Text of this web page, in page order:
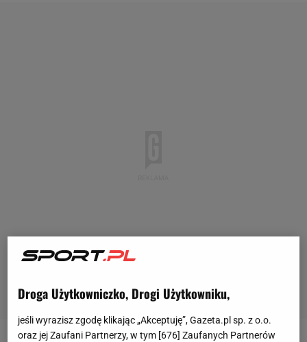
Droga Użytkowniczko, Drogi Użytkowniku,
jeśli wyrazisz zgodę klikając „Akceptuję”, Gazeta.pl sp. z o.o.
oraz jej Zaufani Partnerzy, w tym [676] Zaufanych Partnerów